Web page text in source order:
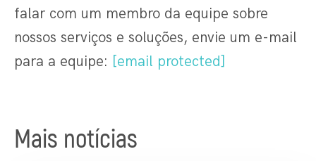
falar com um membro da equipe sobre
nossos serviços e soluções, envie um e-mail
para a equipe: [email protected]
Mais notícias